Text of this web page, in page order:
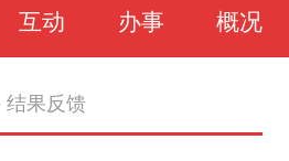
互动 办事 概况
结果反馈